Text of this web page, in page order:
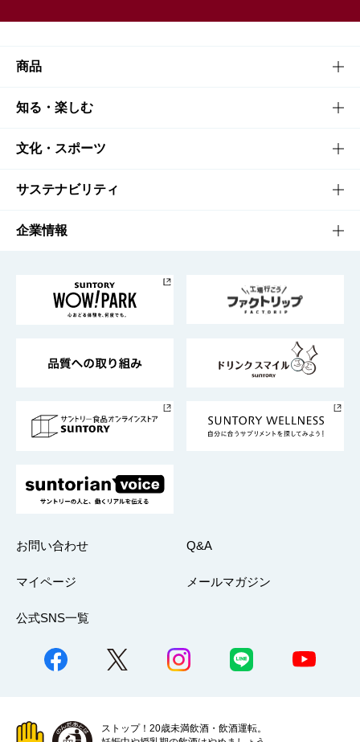
商品
商品TOP
商品一覧
商品発売情報
栄養成分一覧
知る・楽しむ
知る・楽しむTOP
キャンペーン
工場見学
地域情報
文化・スポーツ
文化・スポーツTOP
サントリーホール
サントリーサンバーズ大阪
サステナビリティ
サステナビリティTOP
サントリーが考えるサステナビリティ経営
企業情報
企業概要
採用情報
お問い合わせ Q&A
マイページ メールマガジン
公式SNS一覧
ストップ！20歳未満飲酒・飲酒運転。